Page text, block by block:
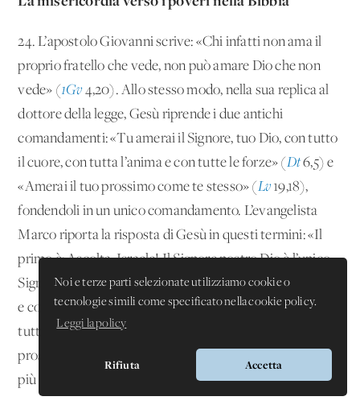
Noi e terze parti selezionate utilizziamo cookie o
tecnologie simili come specificato nella cookie policy.
Leggi la policy
Rifiuta Accetta
24. L’apostolo Giovanni scrive: «Chi infatti non ama il
proprio fratello che vede, non può amare Dio che non
vede» (1Gv4,20). Allo stesso modo, nella sua replica al
dottore della legge, Gesù riprende i due antichi
comandamenti: «Tu amerai il Signore, tuo Dio, con tutto
il cuore, con tutta l’anima e con tutte le forze» (Dt6,5) e
«Amerai il tuo prossimo come te stesso» (Lv19,18),
fondendoli in un unico comandamento. L’evangelista
Marco riporta la risposta di Gesù in questi termini: «Il
primo è: Ascolta, Israele! Il Signore nostro Dio è l’unico
Signore; amerai il Signore tuo Dio con tutto il tuo cuore
e con tutta la tua anima, con tutta la tua mente e con
tutta la tua forza. Il secondo è questo: Amerai il tuo
prossimo come te stesso. Non c’è altro comandamento
più importante di questi» (
12,29-31).